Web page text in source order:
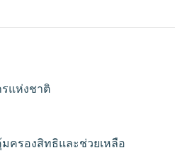
รแห่งชาติ
ครองสิทธิและช่วยเหลือ